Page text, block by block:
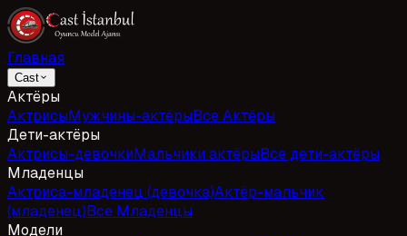
Главная
Cast
Актёры
АктрисыМужчины-актёрыВсе Актёры
Дети-актёры
Актрисы-девочкиМальчики актёрыВсе дети-актёры
Младенцы
Актриса-младенец (девочка)Актёр-мальчик
(младенец)Все Младенцы
Модели